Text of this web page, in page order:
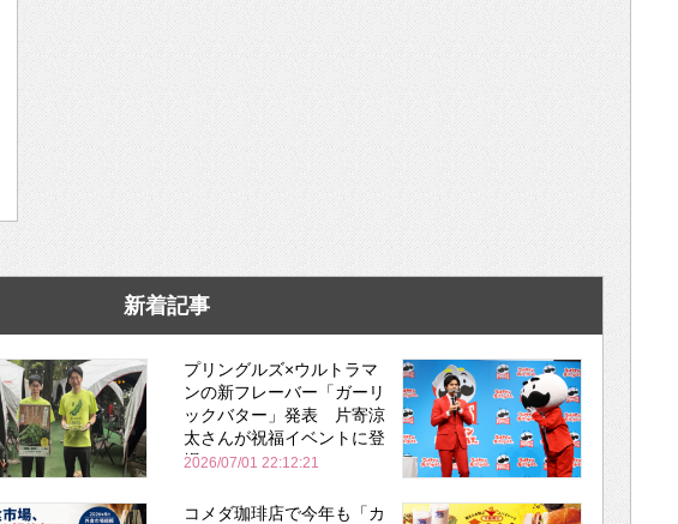
新着記事
プリングルズ×ウルトラマ
ンの新フレーバー「ガーリ
ックバター」発表 片寄涼
太さんが祝福イベントに登
場
2026/07/01 22:12:21
コメダ珈琲店で今年も「カ